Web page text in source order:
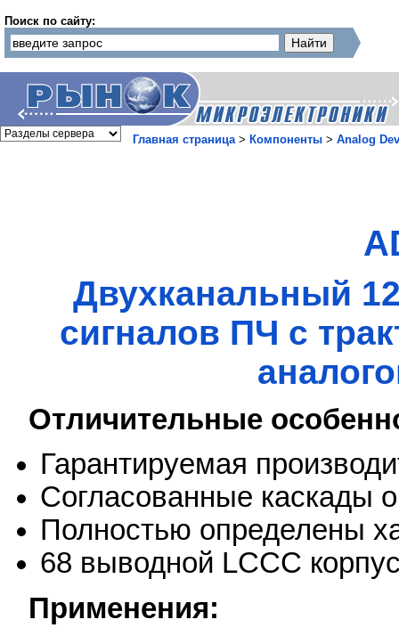
Поиск по сайту:
Главная страница> Компоненты > Analog
Двухканальный
сигналов ПЧ с
Отличительные
Гарантируемая
Согласованные каскады
Полностью определены
68 выводной LCCC
Применения: